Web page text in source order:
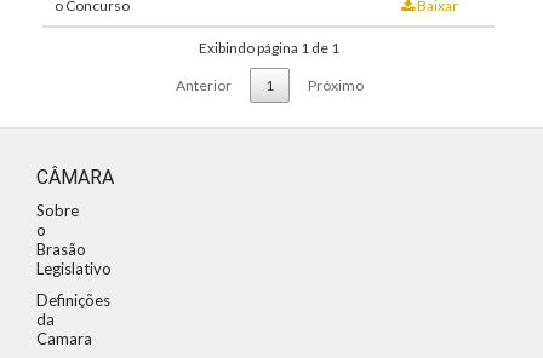
o Concurso Baixar
Exibindo página 1 de 1
Anterior 1 Próximo
CÂMARA
Sobre
o
Brasão
Legislativo
Definições
da
Camara